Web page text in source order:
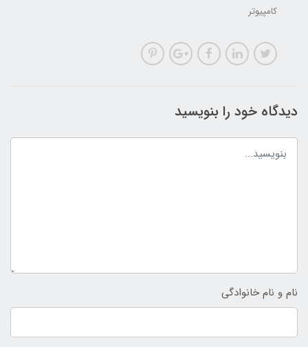
کامپیوتر
دیدگاه خود را بنویسید
نام و نام خانوادگی